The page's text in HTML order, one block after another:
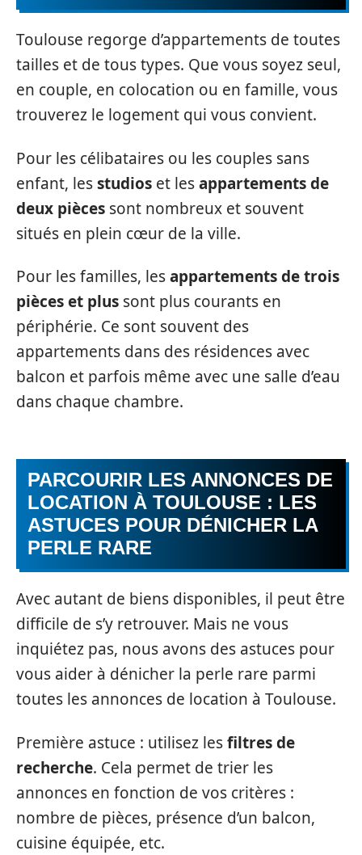
Toulouse regorge d’appartements de toutes
tailles et de tous types. Que vous soyez seul,
en couple, en colocation ou en famille, vous
trouverez le logement qui vous convient.
Pour les célibataires ou les couples sans
enfant, lesstudios et lesappartements de
deux pièces sont nombreux et souvent
situés en plein cœur de la ville.
Pour les familles, lesappartements de trois
pièces et plus sont plus courants en
périphérie. Ce sont souvent des
appartements dans des résidences avec
balcon et parfois même avec une salle d’eau
dans chaque chambre.
PARCOURIR LES ANNONCES DE
LOCATION À TOULOUSE : LES
ASTUCES POUR DÉNICHER LA
PERLE RARE
Avec autant de biens disponibles, il peut être
difficile de s’y retrouver. Mais ne vous
inquiétez pas, nous avons des astuces pour
vous aider à dénicher la perle rare parmi
toutes les annonces de location à Toulouse.
Première astuce : utilisez lesfiltres de
recherche. Cela permet de trier les
annonces en fonction de vos critères :
nombre de pièces, présence d’un balcon,
cuisine équipée, etc.